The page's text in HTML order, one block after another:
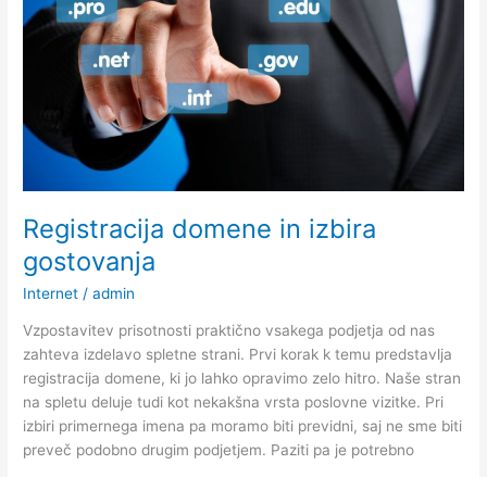
Registracija domene in izbira
gostovanja
Internet /admin
Vzpostavitev prisotnosti praktično vsakega podjetja od nas
zahteva izdelavo spletne strani. Prvi korak k temu predstavlja
registracija domene, ki jo lahko opravimo zelo hitro. Naše stran
na spletu deluje tudi kot nekakšna vrsta poslovne vizitke. Pri
izbiri primernega imena pa moramo biti previdni, saj ne sme biti
preveč podobno drugim podjetjem. Paziti pa je potrebno